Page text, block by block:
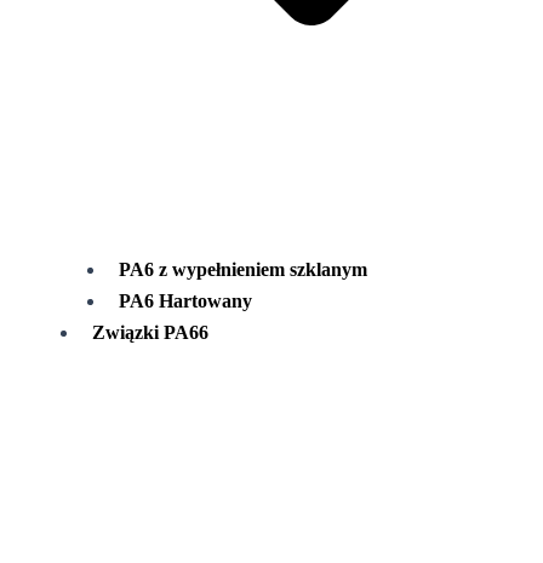
PA6 z wypełnieniem szklanym
PA6 Hartowany
Związki PA66